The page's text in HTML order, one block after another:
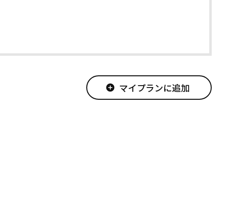
add_circle マイプランに追加